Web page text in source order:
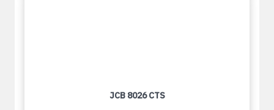
JCB 8026 CTS